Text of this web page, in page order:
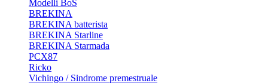
Modelli BoS
BREKINA
BREKINA batterista
BREKINA Starline
BREKINA Starmada
PCX87
Ricko
Vichingo / Sindrome premestruale